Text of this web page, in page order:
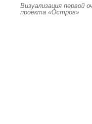
Визуализация первой
проекта «Остров»